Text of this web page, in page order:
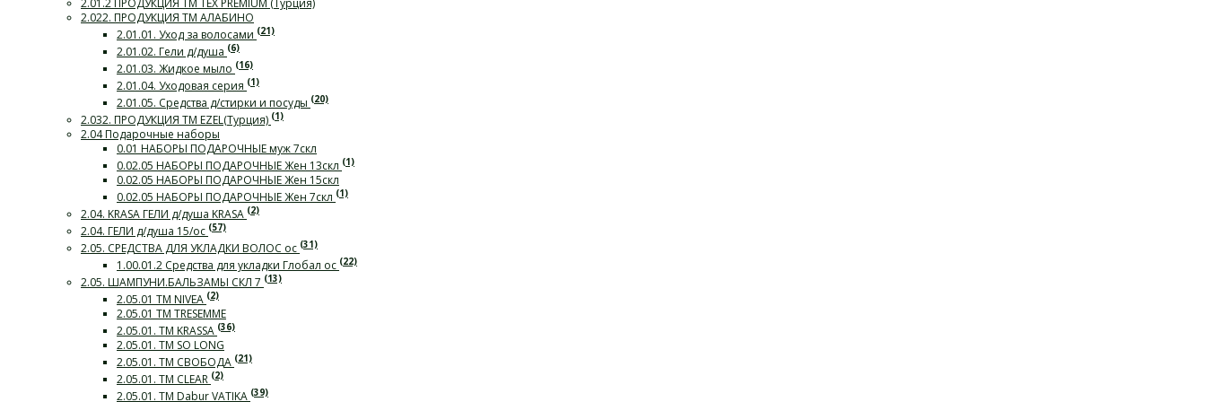
2.01.2 ПРОДУКЦИЯ ТМ TEX PREMIUM (Турция)
2.022. ПРОДУКЦИЯ ТМ АЛАБИНО
2.01.01. Уход за волосами (21)
2.01.02. Гели д/душа (6)
2.01.03. Жидкое мыло (16)
2.01.04. Уходовая серия (1)
2.01.05. Средства д/стирки и посуды (20)
2.032. ПРОДУКЦИЯ ТМ EZEL(Турция) (1)
2.04 Подарочные наборы
0.01 НАБОРЫ ПОДАРОЧНЫЕ муж 7скл
0.02.05 НАБОРЫ ПОДАРОЧНЫЕ Жен 13скл (1)
0.02.05 НАБОРЫ ПОДАРОЧНЫЕ Жен 15скл
0.02.05 НАБОРЫ ПОДАРОЧНЫЕ Жен 7скл (1)
2.04. KRASA ГЕЛИ д/душа KRASA (2)
2.04. ГЕЛИ д/душа 15/ос (57)
2.05. СРЕДСТВА ДЛЯ УКЛАДКИ ВОЛОС ос (31)
1.00.01.2 Средства для укладки Глобал ос (22)
2.05. ШАМПУНИ.БАЛЬЗАМЫ СКЛ 7 (13)
2.05.01 ТМ NIVEA (2)
2.05.01 ТМ TRESEMME
2.05.01. ТМ KRASSA (36)
2.05.01. ТМ SO LONG
2.05.01. ТМ СВОБОДА (21)
2.05.01. ТМ CLEAR (2)
2.05.01. ТМ Dabur VATIKA (39)